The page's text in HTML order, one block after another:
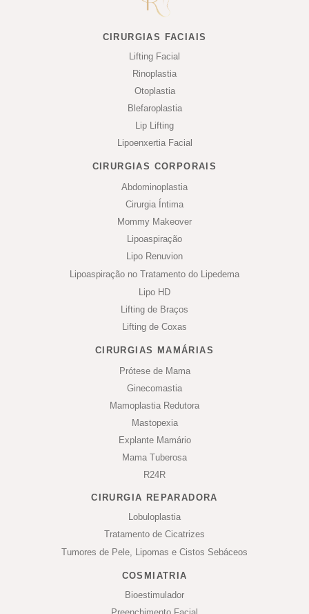
CIRURGIAS FACIAIS
Lifting Facial
Rinoplastia
Otoplastia
Blefaroplastia
Lip Lifting
Lipoenxertia Facial
CIRURGIAS CORPORAIS
Abdominoplastia
Cirurgia Íntima
Mommy Makeover
Lipoaspiração
Lipo Renuvion
Lipoaspiração no Tratamento do Lipedema
Lipo HD
Lifting de Braços
Lifting de Coxas
CIRURGIAS MAMÁRIAS
Prótese de Mama
Ginecomastia
Mamoplastia Redutora
Mastopexia
Explante Mamário
Mama Tuberosa
R24R
CIRURGIA REPARADORA
Lobuloplastia
Tratamento de Cicatrizes
Tumores de Pele, Lipomas e Cistos Sebáceos
COSMIATRIA
Bioestimulador